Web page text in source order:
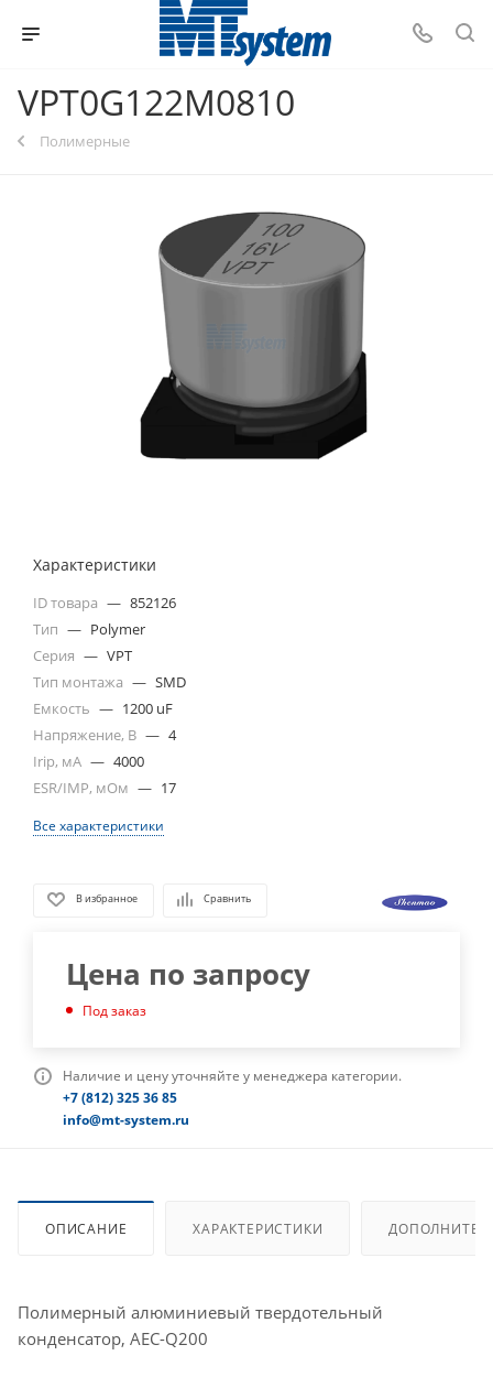
VPT0G122M0810
Полимерные
Характеристики
ID товара — 852126
Тип — Polymer
Серия — VPT
Тип монтажа — SMD
Емкость — 1200 uF
Напряжение, В — 4
Irip, мА — 4000
ESR/IMP, мОм — 17
Все характеристики
В избранное Сравнить
Цена по запросу
Под заказ
Наличие и цену уточняйте у менеджера категории.
+7 (812) 325 36 85
info@mt-system.ru
ОПИСАНИЕ ХАРАКТЕРИСТИКИ
Полимерный алюминиевый твердотельный
конденсатор, AEC-Q200